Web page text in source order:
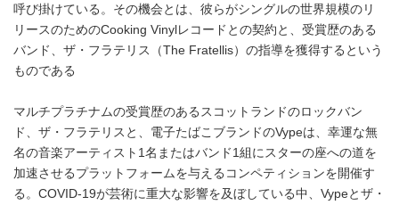
呼び掛けている。その機会とは、彼らがシングルの世界規模のリ
リースのためのCooking Vinylレコードとの契約と、受賞歴のある
バンド、ザ・フラテリス（The Fratellis）の指導を獲得するという
ものである
マルチプラチナムの受賞歴のあるスコットランドのロックバン
ド、ザ・フラテリスと、電子たばこブランドのVypeは、幸運な無
名の音楽アーティスト1名またはバンド1組にスターの座への道を
加速させるプラットフォームを与えるコンペティションを開催す
る。COVID-19が芸術に重大な影響を及ぼしている中、Vypeとザ・